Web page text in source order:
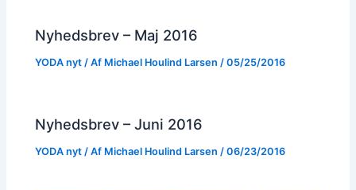
Nyhedsbrev – Maj 2016
YODA nyt / Af Michael Houlind Larsen /05/25/2016
Nyhedsbrev – Juni 2016
YODA nyt / Af Michael Houlind Larsen /06/23/2016